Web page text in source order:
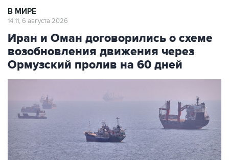
В МИРЕ
14:11, 6 августа 2026
Иран и Оман договорились о схеме
возобновления движения через
Ормузский пролив на 60 дней